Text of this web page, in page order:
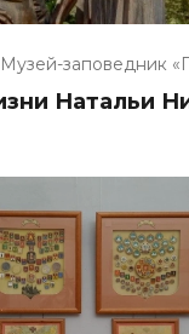
Натальи